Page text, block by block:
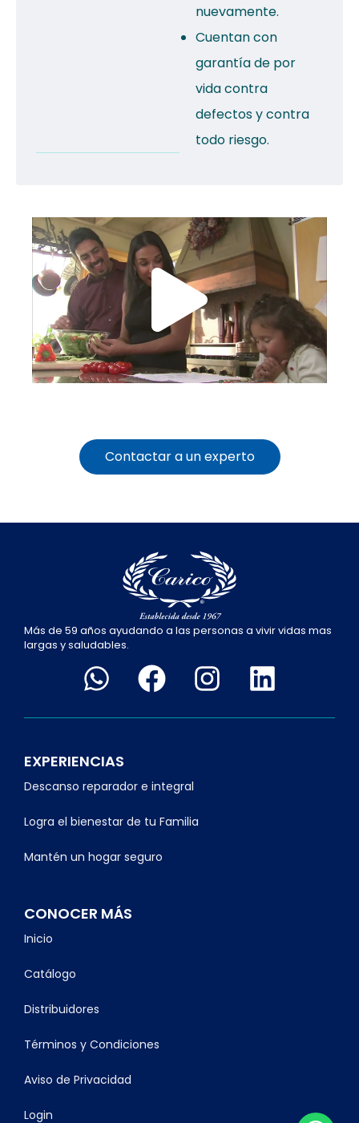
nuevamente.
Cuentan con
garantía de por
vida contra
defectos y contra
todo riesgo.
Contactar a un experto
Más de 59 años ayudando a las personas a vivir vidas mas
largas y saludables.
EXPERIENCIAS
Descanso reparador e integral
Logra el bienestar de tu Familia
Mantén un hogar seguro
CONOCER MÁS
Inicio
Catálogo
Distribuidores
Términos y Condiciones
Aviso de Privacidad
Login